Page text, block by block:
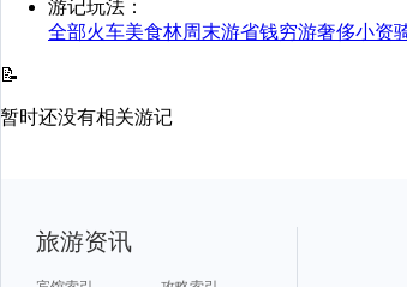
游记玩法 ：
全部火车美食林周末游省钱穷游奢侈小资
📝
暂时还没有相关游记
旅游资讯